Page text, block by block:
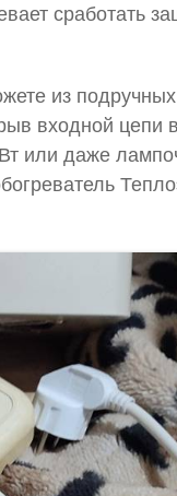
сработать
из
входной цепи
или даже